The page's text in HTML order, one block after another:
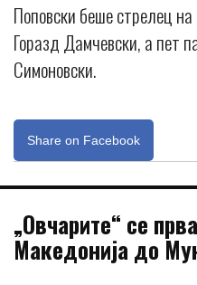
Поповски беше стрелец
Горазд Дамчевски, а пет
Симоновски.
Share on Facebook
„Овчарите“ се
Македонија до